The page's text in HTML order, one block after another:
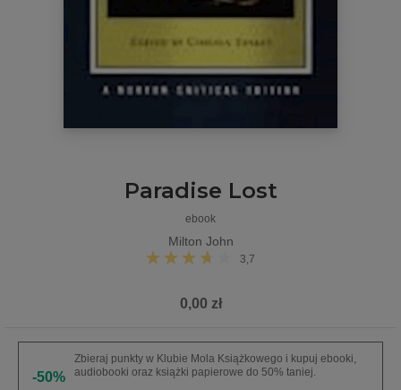
Paradise Lost
ebook
Milton John
3,7
0,00 zł
-50%
Zbieraj punkty w Klubie Mola Książkowego i kupuj ebooki,
audiobooki oraz książki papierowe do 50% taniej.